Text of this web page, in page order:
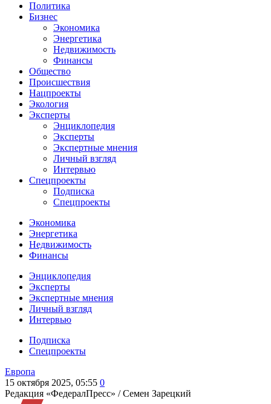
Политика
Бизнес
Экономика
Энергетика
Недвижимость
Финансы
Общество
Происшествия
Нацпроекты
Экология
Эксперты
Энциклопедия
Эксперты
Экспертные мнения
Личный взгляд
Интервью
Спецпроекты
Подписка
Спецпроекты
Экономика
Энергетика
Недвижимость
Финансы
Энциклопедия
Эксперты
Экспертные мнения
Личный взгляд
Интервью
Подписка
Спецпроекты
Европа
15 октября 2025, 05:55 0
Редакция «ФедералПресс» /Семен Зарецкий